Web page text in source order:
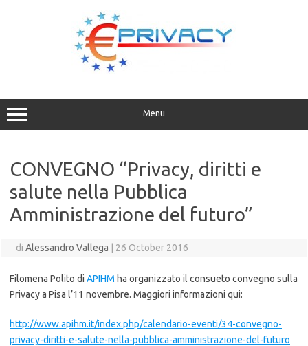
Menu
CONVEGNO “Privacy, diritti e
salute nella Pubblica
Amministrazione del futuro”
di Alessandro Vallega 26 October 2016
Filomena Polito di APIHM ha organizzato il consueto convegno sulla
Privacy a Pisa l’11 novembre. Maggiori informazioni qui:
http://www.apihm.it/index.php/calendario-eventi/34-convegno-
privacy-diritti-e-salute-nella-pubblica-amministrazione-del-futuro